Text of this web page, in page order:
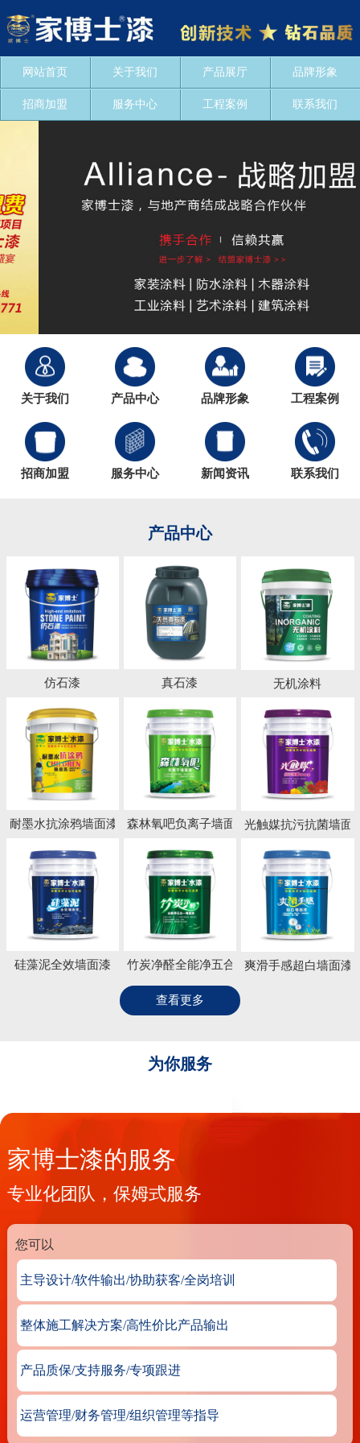
网站首页 关于我们 产品展厅 品牌形象
招商加盟 服务中心 工程案例 联系我们
关于我们 产品中心 品牌形象 工程案例
招商加盟 服务中心 新闻资讯 联系我们
产品中心
仿石漆 真石漆 无机涂料
耐墨水抗涂鸦墙面漆 森林氧吧负离子墙面漆光触媒抗污抗菌墙面
硅藻泥全效墙面漆 竹炭净醛全能净五合一墙面漆爽滑手感超白墙面漆
查看更多
为你服务
家博士漆的服务
专业化团队，保姆式服务
您可以
主导设计/软件输出/协助获客/全岗培训
整体施工解决方案/高性价比产品输出
产品质保/支持服务/专项跟进
运营管理/财务管理/组织管理等指导